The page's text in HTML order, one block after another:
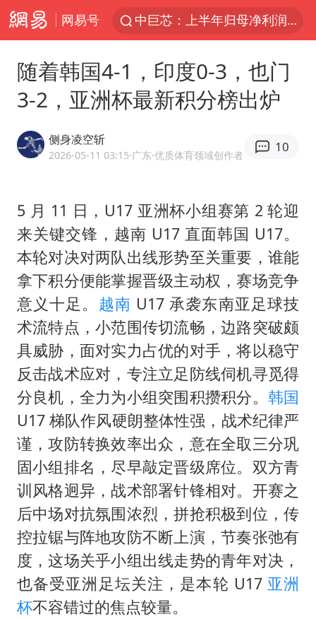
网易号
中巨芯：上半年归母净利润1405.77万元
秋天的第一杯奶茶到底有多火
东航：国内客票提前14天免费退改
百花奖开幕式
美股存储板块集体大跌
U17国足三连胜晋级明日之星半决赛
胡彦斌韩磊 谁帮谁
我国外贸延续良好增长态势
国防部：中国军队坚决反制任何闹海挑衅图谋
“新疆阿勒泰八月能滑雪”不实
女儿为争财产堵门阻挠父亲出殡
夯实基础开新局
随着韩国4-1，印度0-3，也门
3-2，亚洲杯最新积分榜出炉
侧身凌空斩
2026-05-11 03:15·广东·优质体育领域创作者
10
5 月 11 日，U17 亚洲杯小组赛第 2 轮迎
来关键交锋，越南 U17 直面韩国 U17。
本轮对决对两队出线形势至关重要，谁能
拿下积分便能掌握晋级主动权，赛场竞争
意义十足。 越南 U17 承袭东南亚足球技
术流特点，小范围传切流畅，边路突破颇
具威胁，面对实力占优的对手，将以稳守
反击战术应对，专注立足防线伺机寻觅得
分良机，全力为小组突围积攒积分。 韩国
U17 梯队作风硬朗整体性强，战术纪律严
谨，攻防转换效率出众，意在全取三分巩
固小组排名，尽早敲定晋级席位。双方青
训风格迥异，战术部署针锋相对。开赛之
后中场对抗氛围浓烈，拼抢积极到位，传
控拉锯与阵地攻防不断上演，节奏张弛有
度，这场关乎小组出线走势的青年对决，
也备受亚洲足坛关注，是本轮 U17 亚洲
杯不容错过的焦点较量。